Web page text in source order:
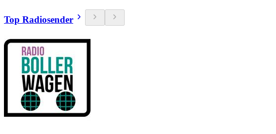
Top Radiosender